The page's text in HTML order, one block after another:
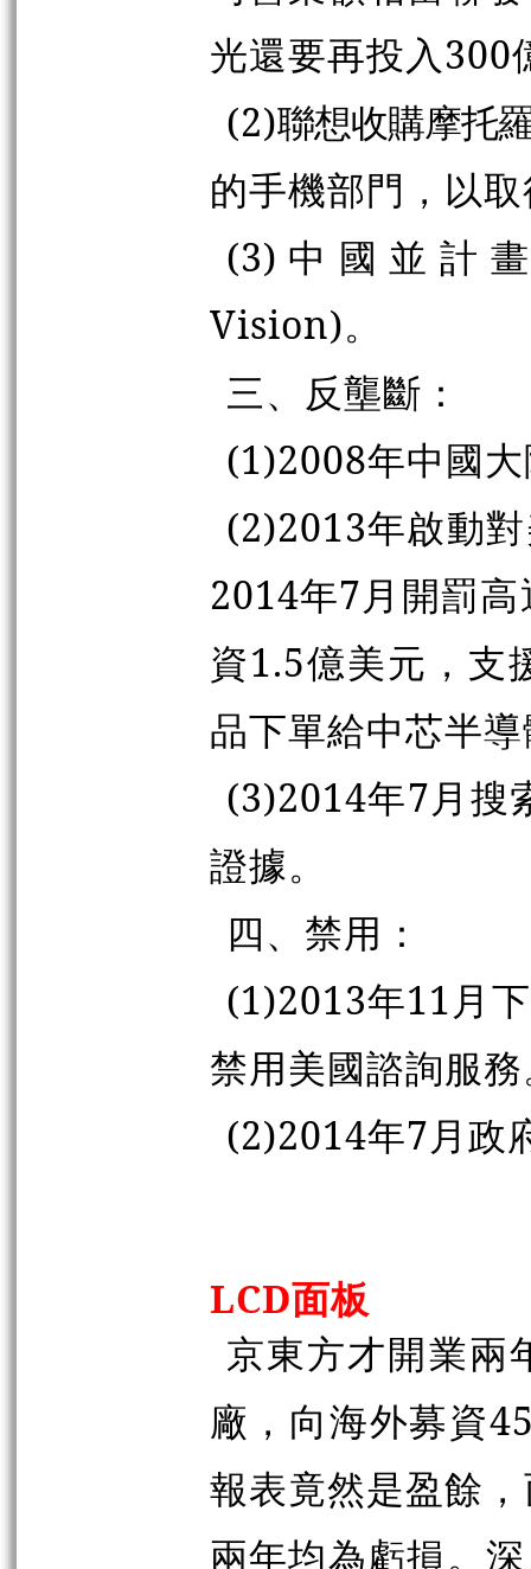
光還要再投入300
(2)聯想收購摩托
的手機部門，以
(3)中國並計
Vision)。
三、反壟斷：
(1)2008年中國
(2)2013年啟動
2014年7月開罰
資1.5億美元，支
品下單給中芯半
(3)2014年7月搜
證據。
四、禁用：
(1)2013年11月
禁用美國諮詢服
(2)2014年7月政
LCD面板
京東方才開業兩
廠，向海外募資
報表竟然是盈餘
兩年均為虧損。